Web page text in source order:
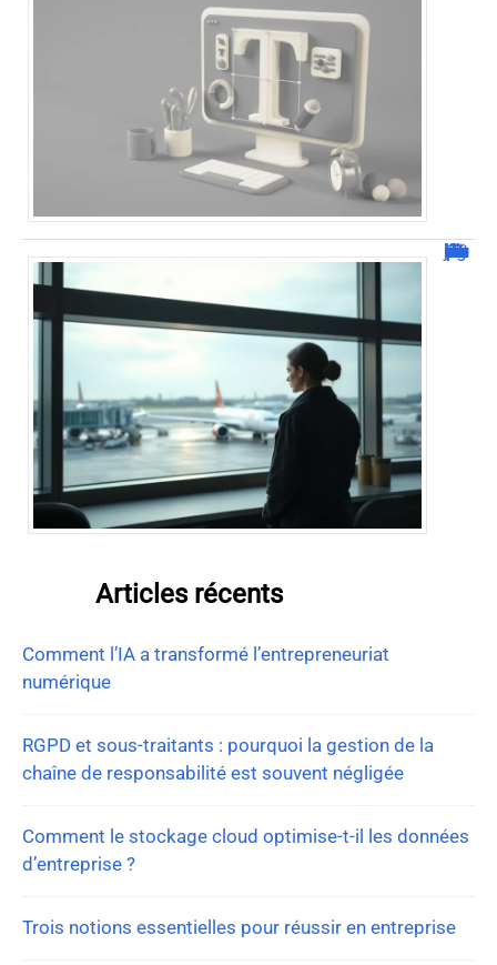
Combien de jour pour un décès d’un parent à l’étranger ?
Articles récents
Comment l’IA a transformé l’entrepreneuriat
numérique
RGPD et sous-traitants : pourquoi la gestion de la
chaîne de responsabilité est souvent négligée
Comment le stockage cloud optimise-t-il les données
d’entreprise ?
Trois notions essentielles pour réussir en entreprise